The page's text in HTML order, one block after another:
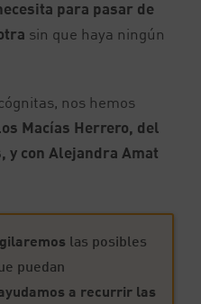
para pasar de
sin que haya ningún
nos hemos
Macías Herrero, del
y con Alejandra Amat
las posibles
puedan
a recurrir las